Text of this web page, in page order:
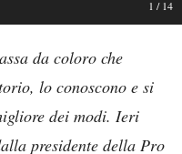
1 / 14
da coloro che
lo conoscono e si
dei modi. Ieri
presidente della Pro